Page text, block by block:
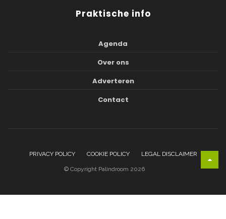
Praktische info
Agenda
Over ons
Adverteren
Contact
PRIVACY POLICY COOKIE POLICY LEGAL DISCLAIMER
© Copyright Palindroom 2026